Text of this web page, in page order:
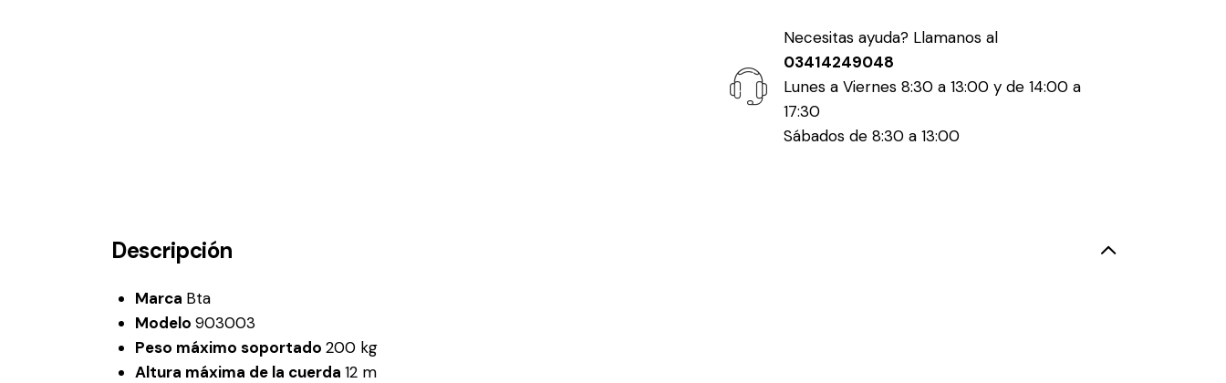
Necesitas ayuda? Llamanos al
03414249048
Lunes a Viernes 8:30 a 13:00 y de 14:00 a
17:30
Sábados de 8:30 a 13:00
Descripción
Marca Bta
Modelo 903003
Peso máximo soportado 200 kg
Altura máxima de la cuerda 12 m